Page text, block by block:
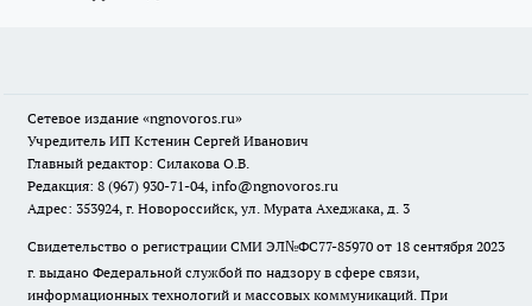
Сетевое издание «ngnovoros.ru»
Учредитель ИП Кстенин Сергей Иванович
Главный редактор: Силакова О.В.
Редакция: 8 (967) 930-71-04, info@ngnovoros.ru
Адрес: 353924, г. Новороссийск, ул. Мурата Ахеджака, д. 3
Свидетельство о регистрации СМИ ЭЛ№ФС77-85970 от 18 сентября 2023
г. выдано Федеральной службой по надзору в сфере связи,
информационных технологий и массовых коммуникаций. При